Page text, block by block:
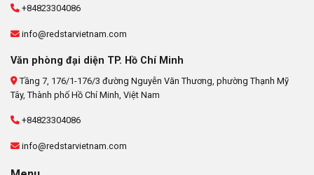
+84823304086
info@redstarvietnam.com
Văn phòng đại diện TP. Hồ Chí Minh
Tầng 7, 176/1-176/3 đường Nguyễn Văn Thương, phường Thạnh Mỹ
Tây, Thành phố Hồ Chí Minh, Việt Nam
+84823304086
info@redstarvietnam.com